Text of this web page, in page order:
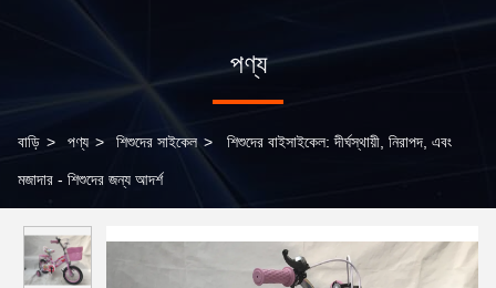
পণ্য
বাড়ি > পণ্য > শিশুদের সাইকেল > শিশুদের বাইসাইকেল: দীর্ঘস্থায়ী, নিরাপদ, এবং
মজাদার - শিশুদের জন্য আদর্শ